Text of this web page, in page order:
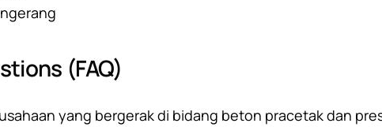
(FAQ)
yang bergerak di bidang beton pracetak dan